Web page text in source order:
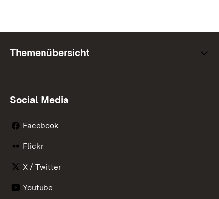
Themenübersicht
Social Media
Facebook
Flickr
X / Twitter
Youtube